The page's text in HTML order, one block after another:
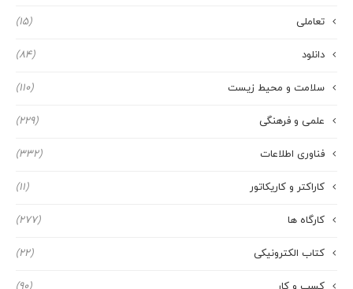
تعاملی (15)
دانلود (84)
سلامت و محیط زیست (110)
علمی و فرهنگی (229)
فناوری اطلاعات (332)
کاراکتر و کاریکاتور (11)
کارگاه ها (277)
کتاب الکترونیکی (22)